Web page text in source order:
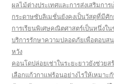
ผลไม้ต่างประเทศและการส่งเสริมกา
กระดาษซับลิเมชั่นยังคงเป็นวัสดุที่มีศั
การเรียนพิเศษคณิตศาสตร์เป็นหนึ่ง
บริการรักษาความปลอดภัยเพื่อตอบส
หวัง
คอนโดปล่อยเช่าในระยะยาวยังช่วยส
เลือกแก้วกาแฟร้อนอย่างไรให้เหมาะ